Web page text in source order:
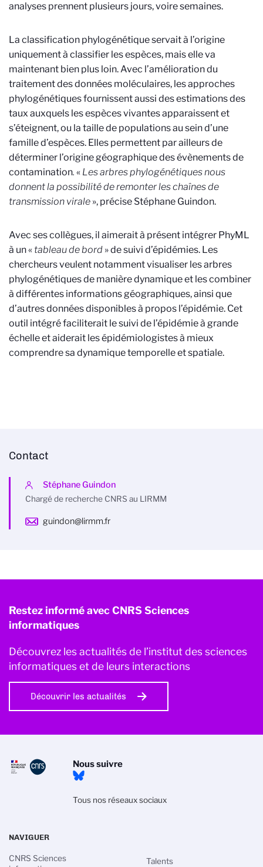
analyses prennent plusieurs jours, voire semaines.
La classification phylogénétique servait à l’origine
uniquement à classifier les espèces, mais elle va
maintenant bien plus loin. Avec l’amélioration du
traitement des données moléculaires, les approches
phylogénétiques fournissent aussi des estimations des
taux auxquels les espèces vivantes apparaissent et
s’éteignent, ou la taille de populations au sein d’une
famille d’espèces. Elles permettent par ailleurs de
déterminer l’origine géographique des évènements de
contamination. « Les arbres phylogénétiques nous
donnent la possibilité de remonter les chaînes de
transmission virale », précise Stéphane Guindon.
Avec ses collègues, il aimerait à présent intégrer PhyML
à un « tableau de bord » de suivi d’épidémies. Les
chercheurs veulent notamment visualiser les arbres
phylogénétiques de manière dynamique et les combiner
à différentes informations géographiques, ainsi que
d’autres données disponibles à propos l’épidémie. Cet
outil intégré faciliterait le suivi de l’épidémie à grande
échelle et aiderait les épidémiologistes à mieux
comprendre sa dynamique temporelle et spatiale.
Contact
Stéphane Guindon
Chargé de recherche CNRS au LIRMM
guindon@lirmm.fr
Restez informé avec CNRS Sciences
informatiques
Découvrez les actualités de l’institut des sciences
informatiques et de leurs interactions
Découvrir les actualités
Nous suivre
Tous nos réseaux sociaux
NAVIGUER
CNRS Sciences
Talents